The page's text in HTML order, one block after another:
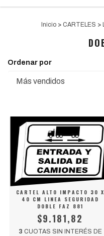
Inicio > CARTELES >
Ordenar por
CARTEL ALTO IMPACTO 30 X
40 CM LINEA SEGURIDAD
DOBLE FAZ 881
$9.181,82
3 CUOTAS SIN INTERÉS DE